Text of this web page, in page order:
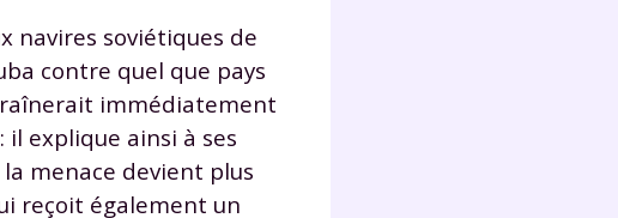
navires soviétiques de
contre quel que pays
immédiatement
explique ainsi à ses
menace devient plus
reçoit également un
notre
le lien de
sur la gestion
consulter